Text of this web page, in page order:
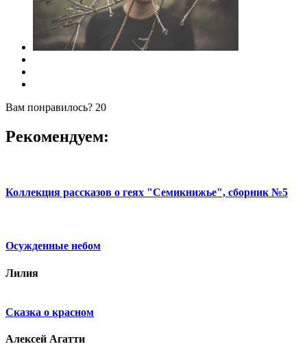
Вам понравилось? 20
Рекомендуем:
Коллекция рассказов о геях "Семикнижье", сборник №5
Осужденные небом
Лилия
Сказка о красном
Алексей Агатти